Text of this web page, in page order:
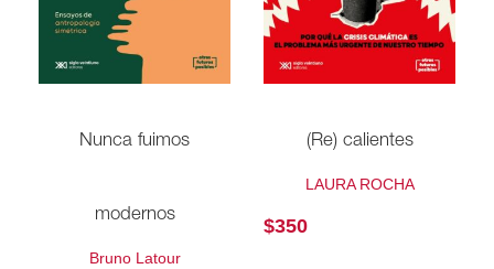
Nunca fuimos
modernos
Bruno Latour
(Re) calientes
LAURA ROCHA
$350